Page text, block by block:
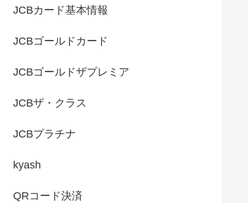
JCBカード基本情報
JCBゴールドカード
JCBゴールドザプレミア
JCBザ・クラス
JCBプラチナ
kyash
QRコード決済